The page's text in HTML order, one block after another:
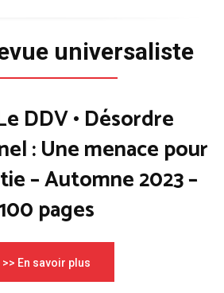
universaliste
DDV • Désordre
: Une menace pour
– Automne 2023 –
pages
>> En savoir plus